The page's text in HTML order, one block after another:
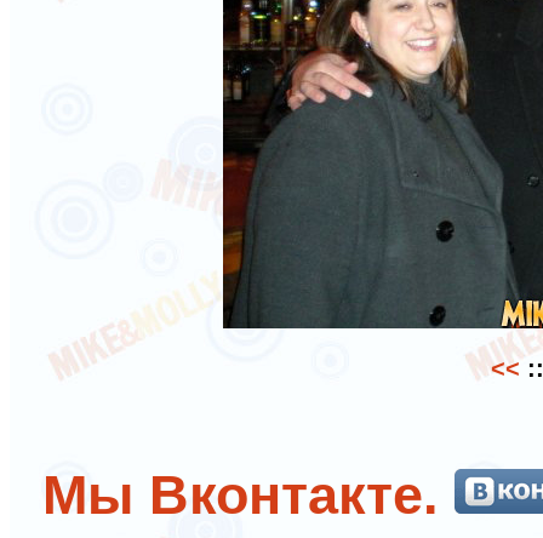
<< ::
Мы Вконтакте.